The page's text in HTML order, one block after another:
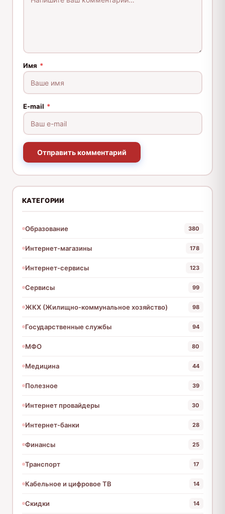
Имя *
E-mail *
Отправить комментарий
КАТЕГОРИИ
Образование 380
Интернет-магазины 178
Интернет-сервисы 123
Сервисы 99
ЖКХ (Жилищно-коммунальное хозяйство) 98
Государственные службы 94
МФО 80
Медицина 44
Полезное 39
Интернет провайдеры 30
Интернет-банки 28
Финансы 25
Транспорт 17
Кабельное и цифровое ТВ 14
Скидки 14